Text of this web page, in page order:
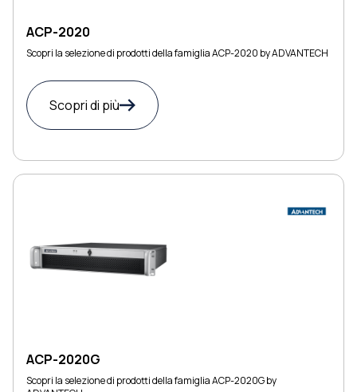
ACP-2020
Scopri la selezione di prodotti della famiglia ACP-2020 by ADVANTECH
Scopri di più
ACP-2020G
Scopri la selezione di prodotti della famiglia ACP-2020G by